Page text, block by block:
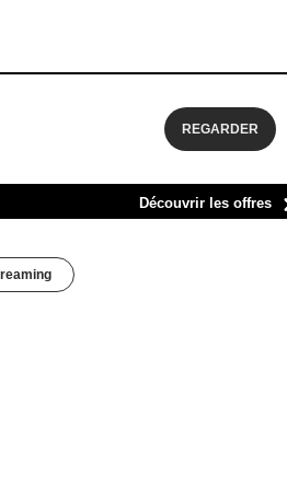
REGARDER
Découvrir les offres